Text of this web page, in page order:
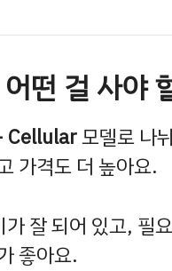
떤 걸 사야
Cellular모델로 나
가격도 더 높아요.
잘 되어 있고, 필
좋아요.